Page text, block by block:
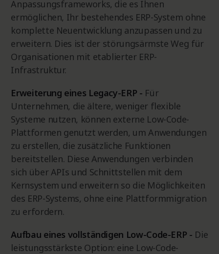
Anpassungsframeworks, die es Ihnen
ermöglichen, Ihr bestehendes ERP-System ohne
komplette Neuentwicklung anzupassen und zu
erweitern. Dies ist der störungsärmste Weg für
Organisationen mit etablierter ERP-
Infrastruktur.
Erweiterung eines Legacy-ERP - Für
Unternehmen, die ältere, weniger flexible
Systeme nutzen, können externe Low-Code-
Plattformen genutzt werden, um Anwendungen
zu erstellen, die zusätzliche Funktionen
bereitstellen. Diese Anwendungen verbinden
sich über APIs und Schnittstellen mit dem
Kernsystem und erweitern so die Möglichkeiten
des ERP-Systems, ohne eine Plattformmigration
zu erfordern.
Aufbau eines vollständigen Low-Code-ERP - Die
leistungsstärkste Option: eine Low-Code-